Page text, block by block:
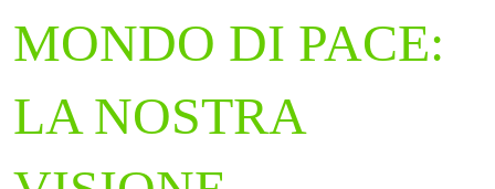
MONDO DI PACE:
LA NOSTRA